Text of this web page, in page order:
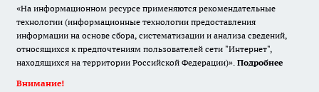
«На информационном ресурсе применяются рекомендательные
технологии (информационные технологии предоставления
информации на основе сбора, систематизации и анализа сведений,
относящихся к предпочтениям пользователей сети "Интернет",
находящихся на территории Российской Федерации)». Подробнее
Внимание!